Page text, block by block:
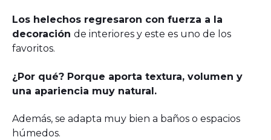
Los helechos regresaron con fuerza a la
decoración de interiores y este es uno de los
favoritos.
¿Por qué? Porque aporta textura, volumen y
una apariencia muy natural.
Además, se adapta muy bien a baños o espacios
húmedos.